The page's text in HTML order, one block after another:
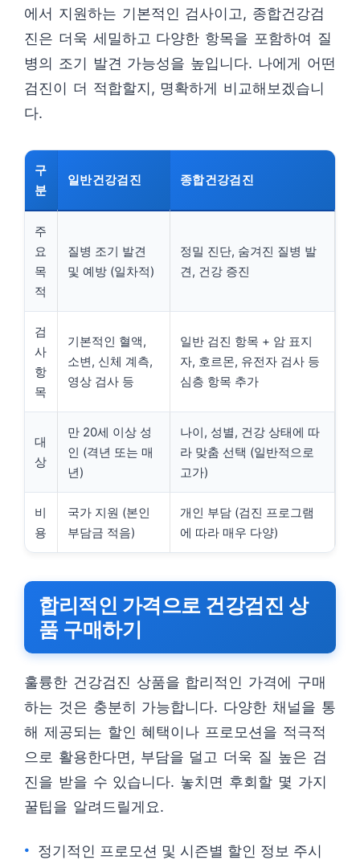
에서 지원하는 기본적인 검사이고, 종합건강검
진은 더욱 세밀하고 다양한 항목을 포함하여 질
병의 조기 발견 가능성을 높입니다. 나에게 어떤
검진이 더 적합할지, 명확하게 비교해보겠습니
다.
구
분
일반건강검진 종합건강검진
주
요
목
적
질병 조기 발견
및 예방 (일차적)
정밀 진단, 숨겨진 질병 발
견, 건강 증진
검
사
항
목
기본적인 혈액,
소변, 신체 계측,
영상 검사 등
일반 검진 항목 + 암 표지
자, 호르몬, 유전자 검사 등
심층 항목 추가
대
상
만 20세 이상 성
인 (격년 또는 매
년)
나이, 성별, 건강 상태에 따
라 맞춤 선택 (일반적으로
고가)
비
용
국가 지원 (본인
부담금 적음)
개인 부담 (검진 프로그램
에 따라 매우 다양)
합리적인 가격으로 건강검진 상
품 구매하기
훌륭한 건강검진 상품을 합리적인 가격에 구매
하는 것은 충분히 가능합니다. 다양한 채널을 통
해 제공되는 할인 혜택이나 프로모션을 적극적
으로 활용한다면, 부담을 덜고 더욱 질 높은 검
진을 받을 수 있습니다. 놓치면 후회할 몇 가지
꿀팁을 알려드릴게요.
정기적인 프로모션 및 시즌별 할인 정보 주시